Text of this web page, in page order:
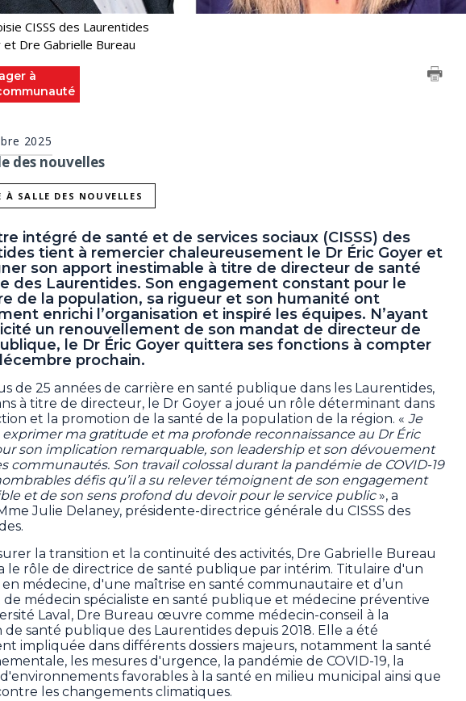
CISSS des Laurentides
et Dre Gabrielle Bureau
à
2025
des nouvelles
À SALLE DES NOUVELLES
intégré de santé et de services sociaux (CISSS) des
tient à remercier chaleureusement le Dr Éric Goyer et
son apport inestimable à titre de directeur de santé
des Laurentides. Son engagement constant pour le
de la population, sa rigueur et son humanité ont
enrichi l’organisation et inspiré les équipes. N’ayant
un renouvellement de son mandat de directeur de
le Dr Éric Goyer quittera ses fonctions à compter
prochain.
de 25 années de carrière en santé publique dans les Laurentides,
à titre de directeur, le Dr Goyer a joué un rôle déterminant dans
et la promotion de la santé de la population de la région. « Je
ma gratitude et ma profonde reconnaissance au Dr Éric
son implication remarquable, son leadership et son dévouement
communautés. Son travail colossal durant la pandémie de COVID-19
défis qu’il a su relever témoignent de son engagement
et de son sens profond du devoir pour le service public», a
Julie Delaney, présidente-directrice générale du CISSS des
la transition et la continuité des activités, Dre Gabrielle Bureau
le rôle de directrice de santé publique par intérim. Titulaire d'un
médecine, d'une maîtrise en santé communautaire et d’un
médecin spécialiste en santé publique et médecine préventive
Laval, Dre Bureau œuvre comme médecin-conseil à la
de santé publique des Laurentides depuis 2018. Elle a été
impliquée dans différents dossiers majeurs, notamment la santé
les mesures d'urgence, la pandémie de COVID-19, la
favorables à la santé en milieu municipal ainsi que
les changements climatiques.